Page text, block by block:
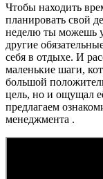
Чтобы находить
планировать свой
неделю ты можешь
другие
себя в отдыхе. И
маленькие шаги,
большой
цель, но и ощущал
предлагаем
менеджмента .